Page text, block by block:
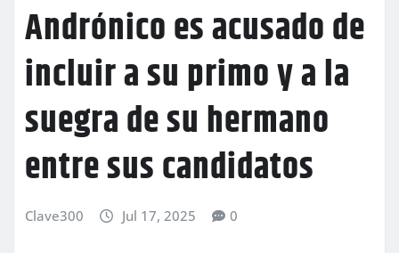
Andrónico es acusado de
incluir a su primo y a la
suegra de su hermano
entre sus candidatos
Clave300 Jul 17, 2025 0